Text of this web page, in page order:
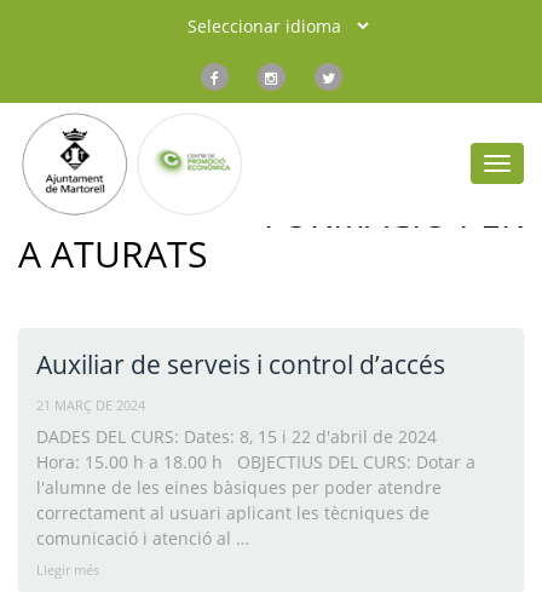
FORMACIÓ PER
A ATURATS
Auxiliar de serveis i control d’accés
21 MARÇ DE 2024
DADES DEL CURS: Dates: 8, 15 i 22 d'abril de 2024
Hora: 15.00 h a 18.00 h OBJECTIUS DEL CURS: Dotar a
l'alumne de les eines bàsiques per poder atendre
correctament al usuari aplicant les tècniques de
comunicació i atenció al …
Llegir més